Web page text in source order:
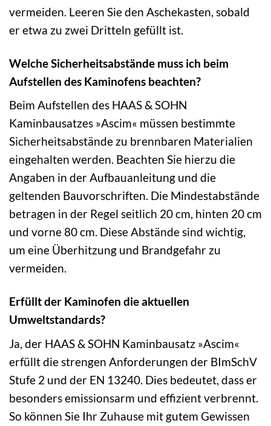
vermeiden. Leeren Sie den Aschekasten, sobald
er etwa zu zwei Dritteln gefüllt ist.
Welche Sicherheitsabstände muss ich beim
Aufstellen des Kaminofens beachten?
Beim Aufstellen des HAAS & SOHN
Kaminbausatzes »Ascim« müssen bestimmte
Sicherheitsabstände zu brennbaren Materialien
eingehalten werden. Beachten Sie hierzu die
Angaben in der Aufbauanleitung und die
geltenden Bauvorschriften. Die Mindestabstände
betragen in der Regel seitlich 20 cm, hinten 20 cm
und vorne 80 cm. Diese Abstände sind wichtig,
um eine Überhitzung und Brandgefahr zu
vermeiden.
Erfüllt der Kaminofen die aktuellen
Umweltstandards?
Ja, der HAAS & SOHN Kaminbausatz »Ascim«
erfüllt die strengen Anforderungen der BImSchV
Stufe 2 und der EN 13240. Dies bedeutet, dass er
besonders emissionsarm und effizient verbrennt.
So können Sie Ihr Zuhause mit gutem Gewissen